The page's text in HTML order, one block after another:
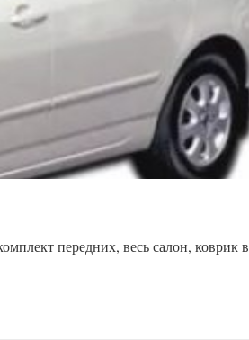
передних, весь салон, коврик в